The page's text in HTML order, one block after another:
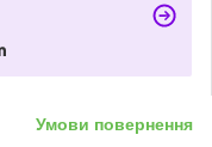
Умови повернення